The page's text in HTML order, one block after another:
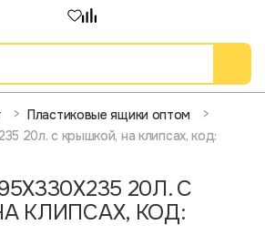
> Пластиковые ящики оптом
>
20л. с крышкой, на клипсах, код:
20Л. С
КЛИПСАХ, КОД: